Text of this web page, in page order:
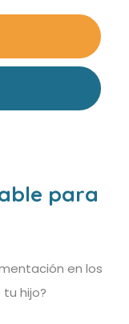
para
en los
hijo?